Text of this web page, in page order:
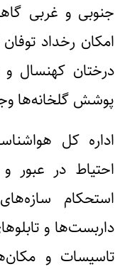
جنوبی و غربی
امکان رخداد
درختان کهنسال
پوشش گلخانه‌ها
اداره کل
احتیاط در عبور
استحکام
داربست‌ها و
تاسیسات و